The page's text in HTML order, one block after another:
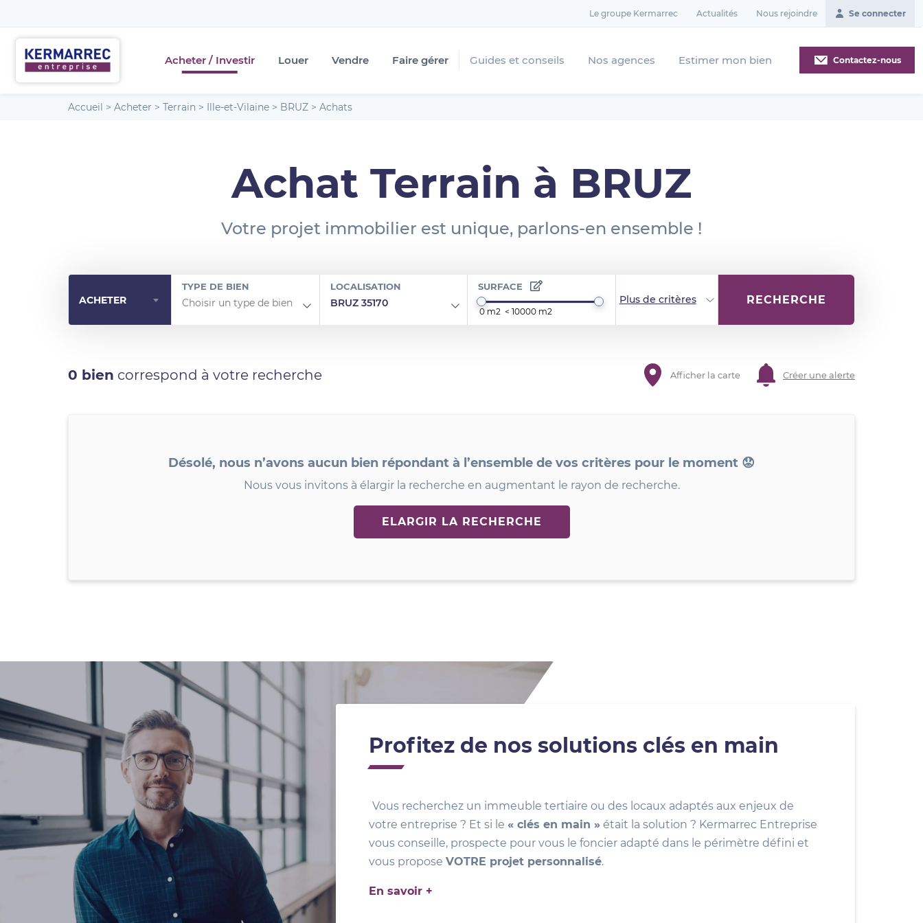
Le groupe Kermarrec Actualités Nous rejoindre Se connecter
Acheter / Investir Louer Vendre Faire gérer Guides et conseils Nos agences Estimer mon bien Contactez-nous
Accueil > Acheter > Terrain > Ille-et-Vilaine > BRUZ > Achats
Achat Terrain à BRUZ
Votre projet immobilier est unique, parlons-en ensemble !
ACHETER
TYPE DE BIEN LOCALISATION
BRUZ 35170
SURFACE
Plus de critères RECHERCHE
0 bien correspond à votre recherche Afficher la carte Créer une alerte
Désolé, nous n’avons aucun bien répondant à l’ensemble de vos critères pour le moment 😟
Nous vous invitons à élargir la recherche en augmentant le rayon de recherche.
ELARGIR LA RECHERCHE
Profitez de nos solutions clés en main
Vous recherchez un immeuble tertiaire ou des locaux adaptés aux enjeux de
votre entreprise ? Et si le « clés en main »était la solution ? Kermarrec Entreprise
vous conseille, prospecte pour vous le foncier adapté dans le périmètre défini et
vous propose VOTRE projet personnalisé.
En savoir +